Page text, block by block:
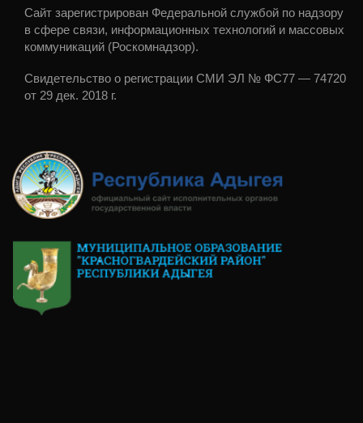
Сайт зарегистрирован Федеральной службой по надзору
в сфере связи, информационных технологий и массовых
коммуникаций (Роскомнадзор).
Свидетельство о регистрации СМИ ЭЛ № ФС77 — 74720
от 29 дек. 2018 г.